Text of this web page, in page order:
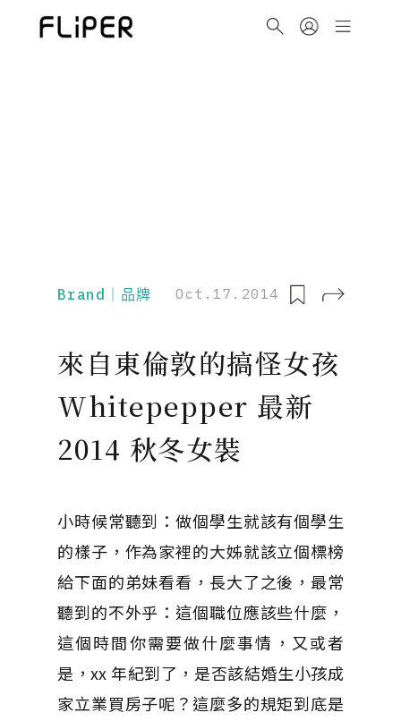
Brand｜品牌 Oct.17.2014
來自東倫敦的搞怪女孩
Whitepepper 最新
2014 秋冬女裝
小時候常聽到：做個學生就該有個學生
的樣子，作為家裡的大姊就該立個標榜
給下面的弟妹看看，長大了之後，最常
聽到的不外乎：這個職位應該些什麼，
這個時間你需要做什麼事情，又或者
是，xx 年紀到了，是否該結婚生小孩成
家立業買房子呢？這麼多的規矩到底是